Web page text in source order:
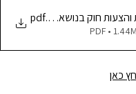
והצעות חוק בנושא יהודים
.pdf
כאן